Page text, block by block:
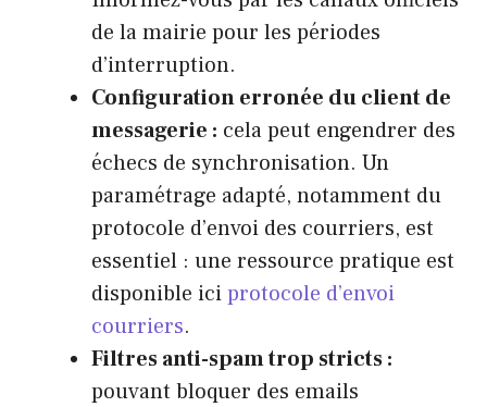
de la mairie pour les périodes
d’interruption.
Configuration erronée du client de
messagerie : cela peut engendrer des
échecs de synchronisation. Un
paramétrage adapté, notamment du
protocole d’envoi des courriers, est
essentiel : une ressource pratique est
disponible iciprotocole d’envoi
courriers.
Filtres anti-spam trop stricts :
pouvant bloquer des emails